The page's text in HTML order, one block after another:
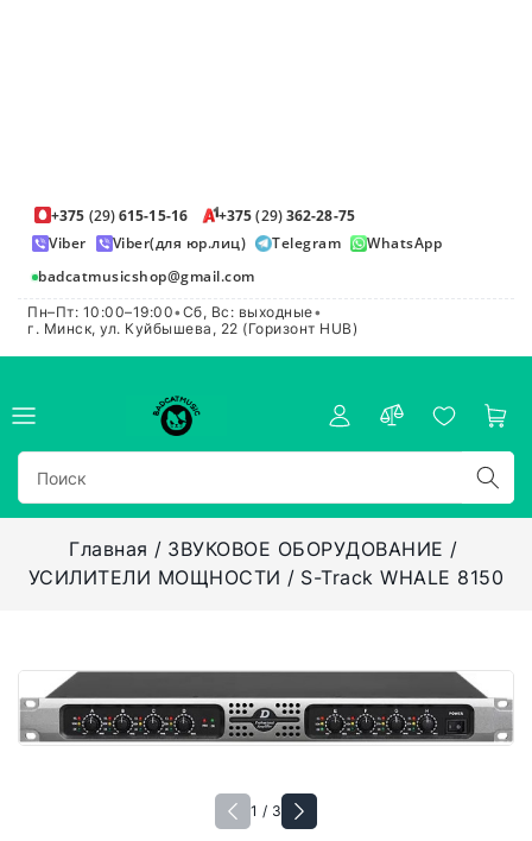
+375 (29)615-15-16 +375(29)362-28-75
Viber
Viber(для юр.лиц) Telegram
WhatsApp
badcatmusicshop@gmail.com
Пн–Пт: 10:00–19:00•Сб, Вс: выходные•
г. Минск, ул. Куйбышева, 22 (Горизонт HUB)
Главная
ЗВУКОВОЕ ОБОРУДОВАНИЕ
УСИЛИТЕЛИ МОЩНОСТИ
S-Track WHALE 8150
1 / 3